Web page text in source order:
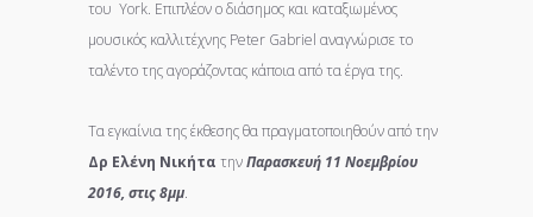
του York. Επιπλέον ο διάσημος και καταξιωμένος
μουσικός καλλιτέχνης Peter Gabriel αναγνώρισε το
ταλέντο της αγοράζοντας κάποια από τα έργα της.
Τα εγκαίνια της έκθεσης θα πραγματοποιηθούν από την
Δρ Ελένη Νικήτα τηνΠαρασκευή 11 Νοεμβρίου
2016, στις 8μμ.